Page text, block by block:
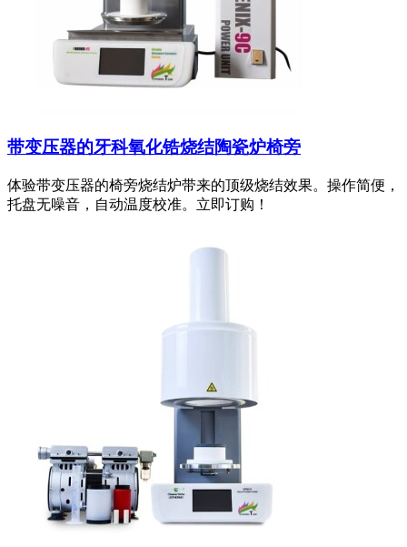
带变压器的牙科氧化锆烧结陶瓷炉椅旁
体验带变压器的椅旁烧结炉带来的顶级烧结效果。操作简便，
托盘无噪音，自动温度校准。立即订购！